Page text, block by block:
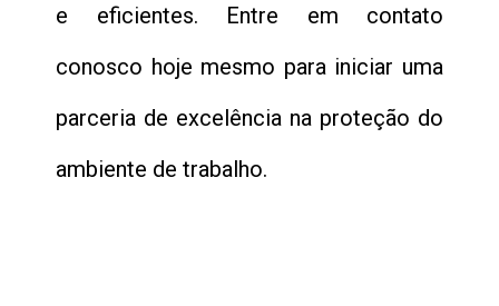
e eficientes. Entre em contato
conosco hoje mesmo para iniciar uma
parceria de excelência na proteção do
ambiente de trabalho.